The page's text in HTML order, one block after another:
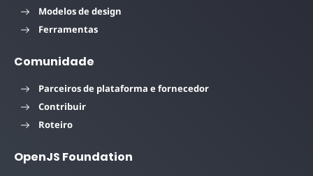
Modelos de design
Ferramentas
Comunidade
Parceiros de plataforma e fornecedor
Contribuir
Roteiro
OpenJS Foundation